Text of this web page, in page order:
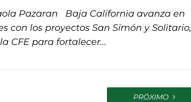
Pazaran Baja California avanza en
con los proyectos San Simón y Solitario,
CFE para fortalecer...
PRÓXIMO